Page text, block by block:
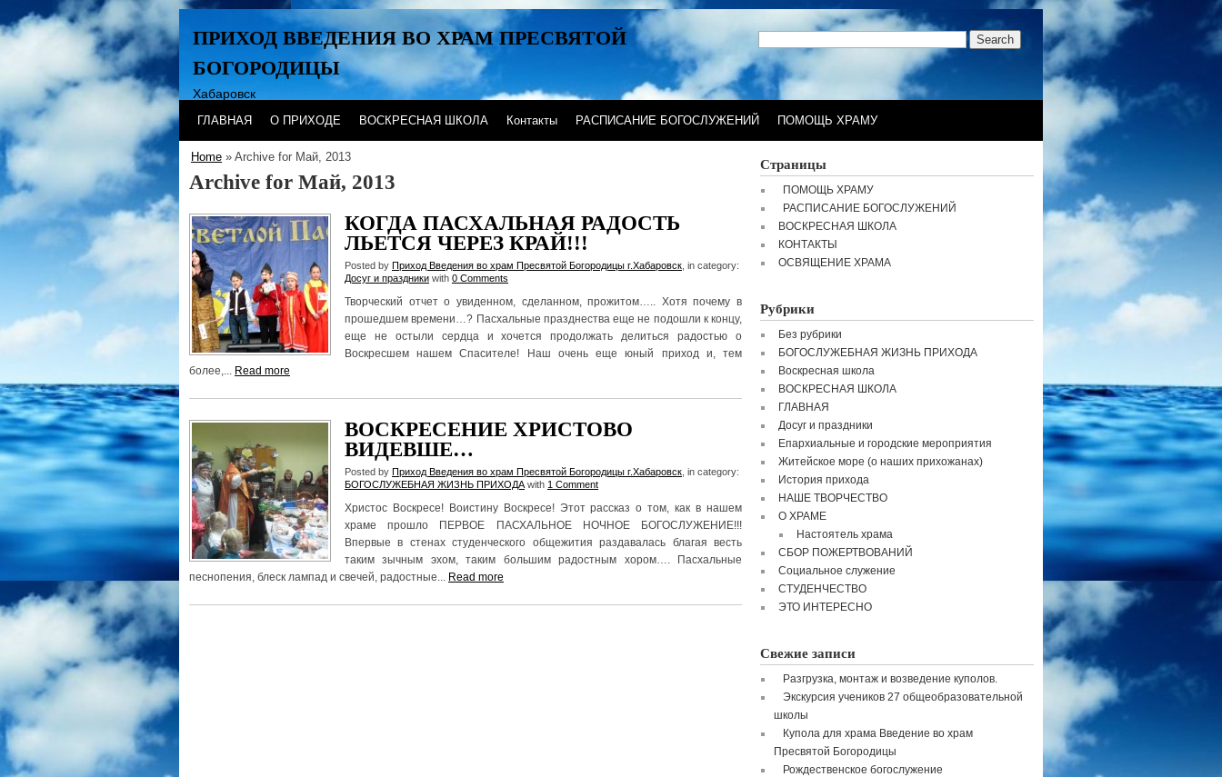
ПРИХОД ВВЕДЕНИЯ ВО ХРАМ ПРЕСВЯТОЙ
БОГОРОДИЦЫ
Хабаровск
ГЛАВНАЯ О ПРИХОДЕ ВОСКРЕСНАЯ ШКОЛА Контакты РАСПИСАНИЕ БОГОСЛУЖЕНИЙ ПОМОЩЬ ХРАМУ
Home » Archive for Май, 2013
Archive for Май, 2013
КОГДА ПАСХАЛЬНАЯ РАДОСТЬ
ЛЬЕТСЯ ЧЕРЕЗ КРАЙ!!!
Posted by Приход Введения во храм Пресвятой Богородицы г.Хабаровск , in category:
Досуг и праздники with 0 Comments
Творческий отчет о увиденном, сделанном, прожитом….. Хотя почему в
прошедшем времени…? Пасхальные празднества еще не подошли к концу,
еще не остыли сердца и хочется продолжать делиться радостью о
Воскресшем нашем Спасителе! Наш очень еще юный приход и, тем
более,... Read more
ВОСКРЕСЕНИЕ ХРИСТОВО
ВИДЕВШЕ…
Posted by Приход Введения во храм Пресвятой Богородицы г.Хабаровск , in category:
БОГОСЛУЖЕБНАЯ ЖИЗНЬ ПРИХОДА with 1 Comment
Христос Воскресе! Воистину Воскресе! Этот рассказ о том, как в нашем
храме прошло ПЕРВОЕ ПАСХАЛЬНОЕ НОЧНОЕ БОГОСЛУЖЕНИЕ!!!
Впервые в стенах студенческого общежития раздавалась благая весть
таким зычным эхом, таким большим радостным хором…. Пасхальные
песнопения, блеск лампад и свечей, радостные... Read more
Страницы
ПОМОЩЬ ХРАМУ
РАСПИСАНИЕ БОГОСЛУЖЕНИЙ
ВОСКРЕСНАЯ ШКОЛА
КОНТАКТЫ
ОСВЯЩЕНИЕ ХРАМА
Рубрики
Без рубрики
БОГОСЛУЖЕБНАЯ ЖИЗНЬ ПРИХОДА
Воскресная школа
ВОСКРЕСНАЯ ШКОЛА
ГЛАВНАЯ
Досуг и праздники
Епархиальные и городские мероприятия
Житейское море (о наших прихожанах)
История прихода
НАШЕ ТВОРЧЕСТВО
О ХРАМЕ
Настоятель храма
СБОР ПОЖЕРТВОВАНИЙ
Социальное служение
СТУДЕНЧЕСТВО
ЭТО ИНТЕРЕСНО
Свежие записи
Разгрузка, монтаж и возведение куполов.
Экскурсия учеников 27 общеобразовательной
школы
Купола для храма Введение во храм
Пресвятой Богородицы
Рождественское богослужение